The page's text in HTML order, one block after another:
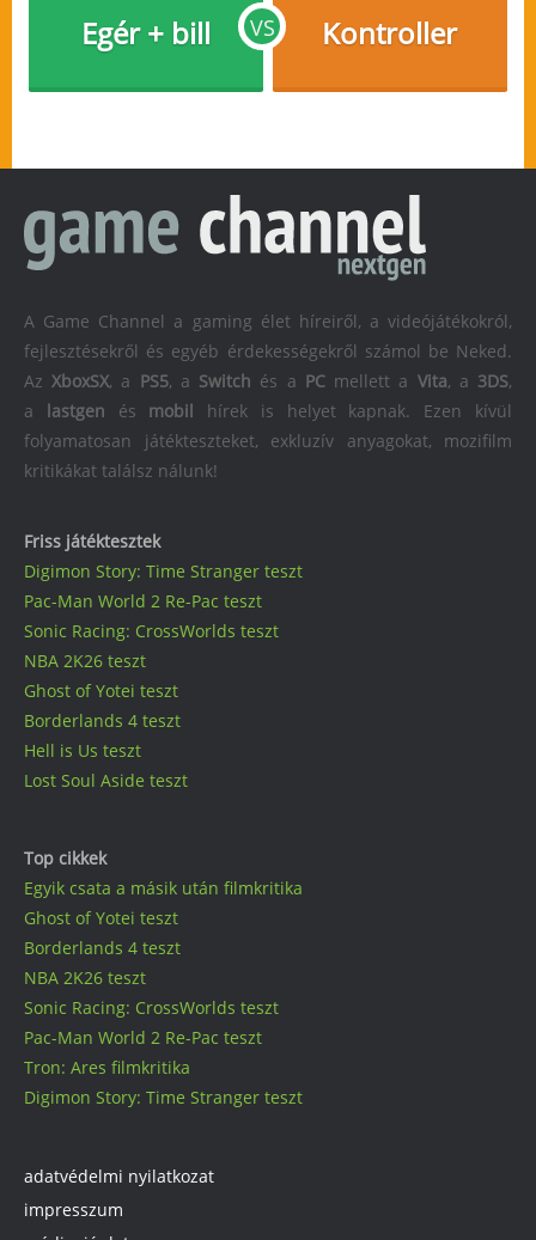
VS
Egér + bill Kontroller
Friss játéktesztek
Digimon Story: Time Stranger teszt
Pac-Man World 2 Re-Pac teszt
Sonic Racing: CrossWorlds teszt
NBA 2K26 teszt
Ghost of Yotei teszt
Borderlands 4 teszt
Hell is Us teszt
Lost Soul Aside teszt
Top cikkek
Egyik csata a másik után filmkritika
Ghost of Yotei teszt
Borderlands 4 teszt
NBA 2K26 teszt
Sonic Racing: CrossWorlds teszt
Pac-Man World 2 Re-Pac teszt
Tron: Ares filmkritika
Digimon Story: Time Stranger teszt
A Game Channel a gaming élet híreiről, a videójátékokról,
fejlesztésekről és egyéb érdekességekről számol be Neked.
AzXboxSX, a PS5, a Switch és a PCmellett a Vita, a 3DS,
a lastgen és mobil hírek is helyet kapnak. Ezen kívül
folyamatosan játékteszteket, exkluzív anyagokat, mozifilm
kritikákat találsz nálunk!
adatvédelmi nyilatkozat
impresszum